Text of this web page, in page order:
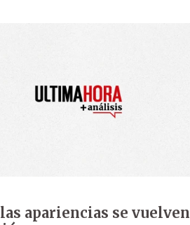
apariencias se vuelven